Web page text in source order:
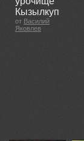
Кызылкуп
от Василий
Яковлев